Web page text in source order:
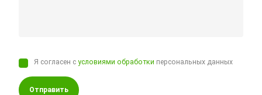
Я согласен сусловиями обработки персональных данных
Отправить